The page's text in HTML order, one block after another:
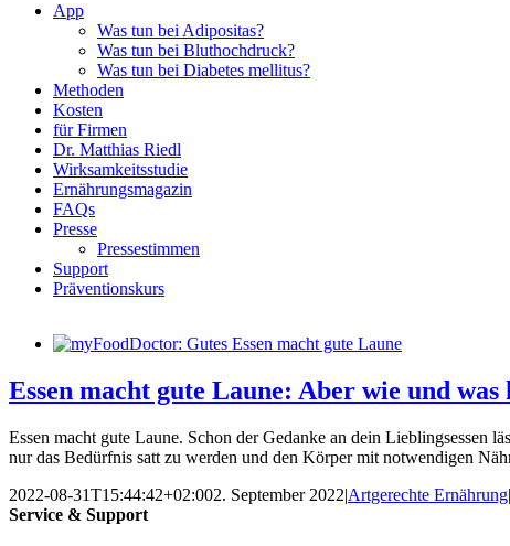
App
Was tun bei Adipositas?
Was tun bei Bluthochdruck?
Was tun bei Diabetes mellitus?
Methoden
Kosten
für Firmen
Dr. Matthias Riedl
Wirksamkeitsstudie
Ernährungsmagazin
FAQs
Presse
Pressestimmen
Support
Präventionskurs
Essen macht gute Laune: Aber wie und
Essen macht gute Laune. Schon der Gedanke an dein Lieblingsessen
nur das Bedürfnis satt zu werden und den Körper mit notwendigen
2022-08-31T15:44:42+02:002. September 2022|Artgerechte Ernährung|
Service & Support